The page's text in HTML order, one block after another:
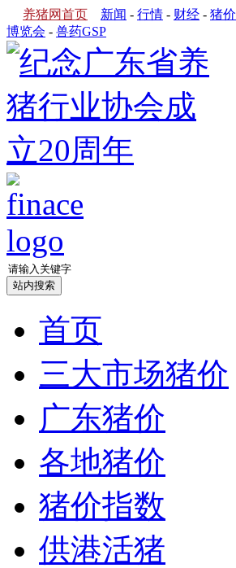
养猪网首页 新闻 - 行情 - 财经 - 猪价
博览会 - 兽药GSP
首页
三大市场猪价
广东猪价
各地猪价
猪价指数
供港活猪